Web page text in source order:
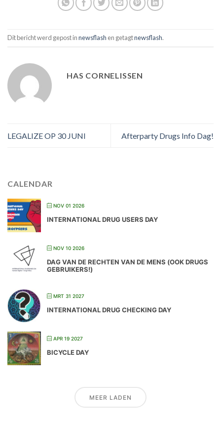
Dit bericht werd gepost innewsflash en getagtnewsflash.
HAS CORNELISSEN
LEGALIZE OP 30 JUNI Afterparty Drugs Info Dag!
CALENDAR
NOV 01 2026
INTERNATIONAL DRUG USERS DAY
NOV 10 2026
DAG VAN DE RECHTEN VAN DE MENS (OOK DRUGS
GEBRUIKERS!)
MRT 31 2027
INTERNATIONAL DRUG CHECKING DAY
APR 19 2027
BICYCLE DAY
MEER LADEN